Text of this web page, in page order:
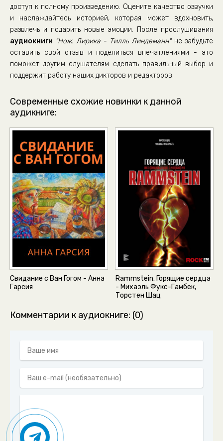
37
39
40
42
43
44
45
46
47
48
49
50
54
доступ к полному произведению. Оцените качество озвучки
и наслаждайтесь историей, которая может вдохновить,
развлечь и подарить новые эмоции. После прослушивания
аудиокниги "Нож. Лирика - Тилль Линдеманн"не забудьте
оставить свой отзыв и поделиться впечатлениями - это
поможет другим слушателям сделать правильный выбор и
поддержит работу наших дикторов и редакторов.
Современные схожие новинки к данной
аудикниге:
Свидание с Ван Гогом - Анна
Гарсия
Rammstein. Горящие сердца
- Михаэль Фукс-Гамбек,
Торстен Шац
Комментарии к аудиокниге: (0)